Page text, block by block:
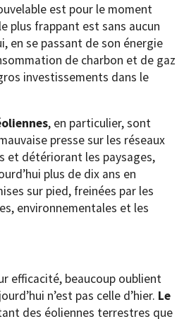
est pour le moment
plus frappant est sans aucun
en se passant de son énergie
de charbon et de gaz
investissements dans le
, en particulier, sont
presse sur les réseaux
et détériorant les paysages,
plus de dix ans en
sur pied, freinées par les
environnementales et les
efficacité, beaucoup oublient
n’est pas celle d’hier. Le
des éoliennes terrestres que